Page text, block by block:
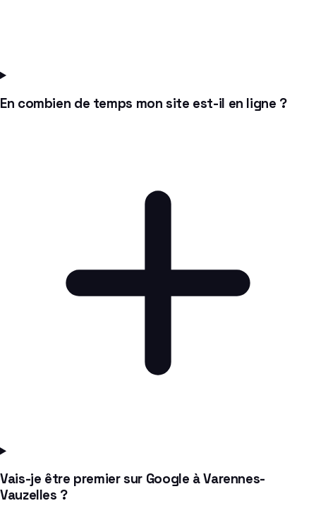
En combien de temps mon site est-il en ligne ?
Vais-je être premier sur Google à Varennes-
Vauzelles ?